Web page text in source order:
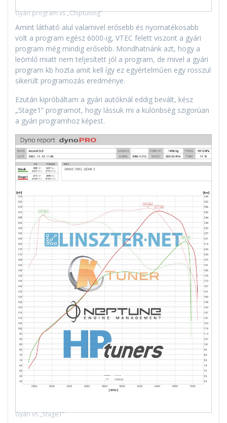
Gyári program vs „Chiptuning”
Amint látható alul valamivel erősebb és nyomatékosabb
volt a program egész 6000-ig, VTEC felett viszont a gyári
program még mindig erősebb. Mondhatnánk azt, hogy a
leömlő miatt nem teljesített jól a program, de mivel a gyári
program kb hozta amit kell így ez egyértelműen egy rosszul
sikerült programozás eredménye.
Ezután kipróbáltam a gyári autóknál eddig bevált, kész
„Stage1” programot, hogy lássuk mi a különbség szigorúan
a gyári programhoz képest.
Gyári vs „Stage1”